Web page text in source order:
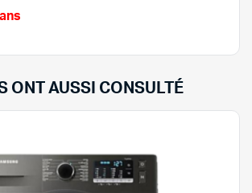
ONT AUSSI CONSULTÉ